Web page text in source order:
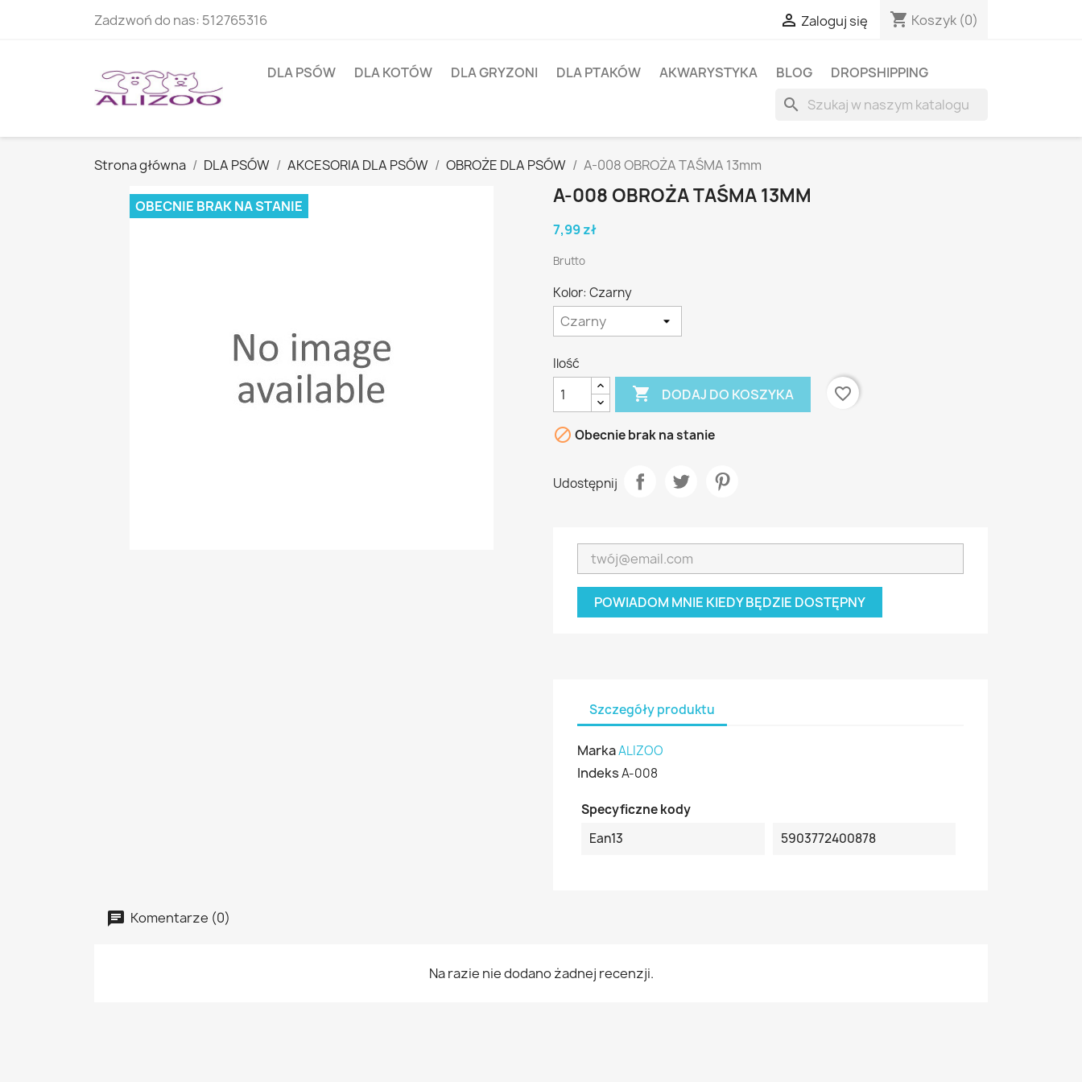
Zadzwoń do nas: 512765316  Zaloguj się shopping_cart Koszyk (0)
DLA PSÓW DLA KOTÓW DLA GRYZONI DLA PTAKÓW AKWARYSTYKA BLOG DROPSHIPPING
search
Strona główna DLA PSÓW AKCESORIA DLA PSÓW OBROŻE DLA PSÓW A-008 OBROŻA TAŚMA 13mm
OBECNIE BRAK NA STANIE A-008 OBROŻA TAŚMA 13MM
7,99 zł
Brutto
Kolor: Czarny
Ilość
 DODAJ DO KOSZYKA favorite_border
 Obecnie brak na stanie
Udostępnij
POWIADOM MNIE KIEDY BĘDZIE DOSTĘPNY
Szczegóły produktu
MarkaALIZOO
IndeksA-008
Specyficzne kody
Ean13
5903772400878
Komentarze (0)
Na razie nie dodano żadnej recenzji.